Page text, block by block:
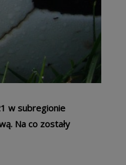
w subregionie
Na co zostały